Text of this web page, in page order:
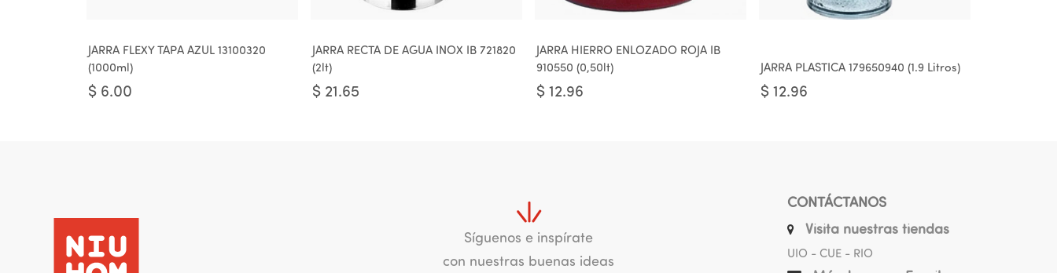
JARRA FLEXY TAPA AZUL 13100320
(1000ml)
$ 6.00
JARRA RECTA DE AGUA INOX IB 721820
(2lt)
$ 21.65
JARRA HIERRO ENLOZADO ROJA IB
910550 (0,50lt)
$ 12.96
JARRA PLASTICA 179650940 (1.9 Litros)
$ 12.96
Síguenos e inspírate
con nuestras buenas ideas
CONTÁCTANOS
Visita nuestras tiendas
UIO - CUE - RIO